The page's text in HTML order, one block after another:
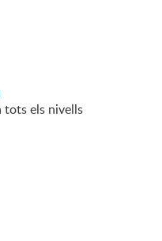
tots els nivells